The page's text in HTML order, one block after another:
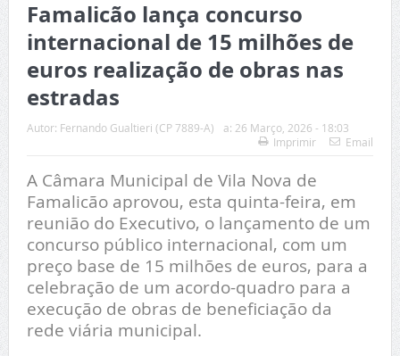
Famalicão lança concurso
internacional de 15 milhões de
euros realização de obras nas
estradas
Autor: Fernando Gualtieri (CP 7889-A) a: 26 Março, 2026 - 18:03
Imprimir
Email
A Câmara Municipal de Vila Nova de
Famalicão aprovou, esta quinta-feira, em
reunião do Executivo, o lançamento de um
concurso público internacional, com um
preço base de 15 milhões de euros, para a
celebração de um acordo-quadro para a
execução de obras de beneficiação da
rede viária municipal.